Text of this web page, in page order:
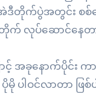
အဲဒီတိုက်ပွဲအတွင်း
လုပ်ဆောင်နေတာ
င့် အခုနောက်ပိုင်း
ပါဝင်လာတာ ဖြစ်